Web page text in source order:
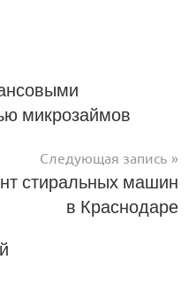
микрозаймов
Следующая запись
стиральных машин
в Краснодаре